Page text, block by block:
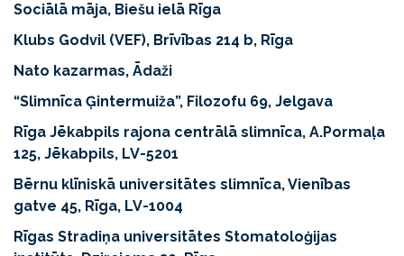
Sociālā māja, Biešu ielā Rīga
Klubs Godvil (VEF), Brīvības 214 b, Rīga
Nato kazarmas, Ādaži
“Slimnīca Ģintermuiža”, Filozofu 69, Jelgava
Rīga Jēkabpils rajona centrālā slimnīca, A.Pormaļa
125, Jēkabpils, LV-5201
Bērnu klīniskā universitātes slimnīca, Vienības
gatve 45, Rīga, LV-1004
Rīgas Stradiņa universitātes Stomatoloģijas